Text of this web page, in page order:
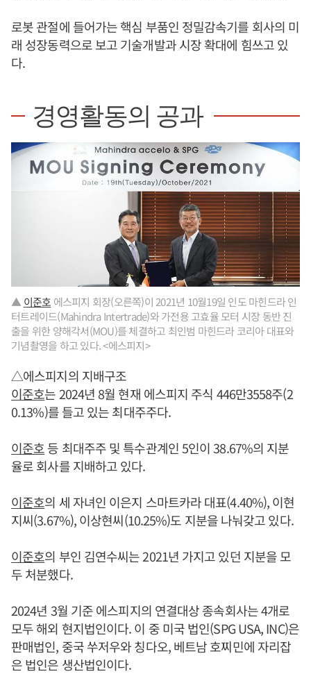
로봇 관절에 들어가는 핵심 부품인 정밀감속기를 회사의 미
래 성장동력으로 보고 기술개발과 시장 확대에 힘쓰고 있
다.
경영활동의 공과
▲ 이준호 에스피지 회장(오른쪽)이 2021년 10월19일 인도 마힌드라 인
터트레이드(Mahindra Intertrade)와 가전용 고효율 모터 시장 동반 진
출을 위한 양해각서(MOU)를 체결하고 최인범 마힌드라 코리아 대표와
기념촬영을 하고 있다. <에스피지>
△에스피지의 지배구조
이준호는 2024년 8월 현재 에스피지 주식 446만3558주(2
0.13%)를 들고 있는 최대주주다.
이준호등 최대주주 및 특수관계인 5인이 38.67%의 지분
율로 회사를 지배하고 있다.
이준호의 세 자녀인 이은지 스마트카라 대표(4.40%), 이현
지씨(3.67%), 이상현씨(10.25%)도 지분을 나눠갖고 있다.
이준호의 부인 김연수씨는 2021년 가지고 있던 지분을 모
두 처분했다.
2024년 3월 기준 에스피지의 연결대상 종속회사는 4개로
모두 해외 현지법인이다. 이 중 미국 법인(SPG USA, INC)은
판매법인, 중국 쑤저우와 칭다오, 베트남 호찌민에 자리잡
은 법인은 생산법인이다.